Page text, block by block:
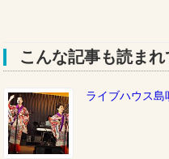
こんな記事も読ま
ライブハウス島